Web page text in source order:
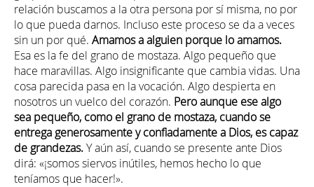
relación buscamos a la otra persona por sí misma, no por
lo que pueda darnos. Incluso este proceso se da a veces
sin un por qué. Amamos a alguien porque lo amamos.
Esa es la fe del grano de mostaza. Algo pequeño que
hace maravillas. Algo insignificante que cambia vidas. Una
cosa parecida pasa en la vocación. Algo despierta en
nosotros un vuelco del corazón. Pero aunque ese algo
sea pequeño, como el grano de mostaza, cuando se
entrega generosamente y confiadamente a Dios, es capaz
de grandezas.Y aún así, cuando se presente ante Dios
dirá: «¡somos siervos inútiles, hemos hecho lo que
teníamos que hacer!».